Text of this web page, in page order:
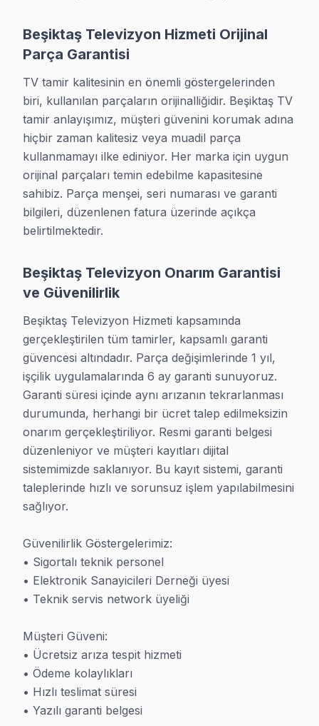
• Güven: 25+ sertifikalı teknisyen kişilik ekip, tümü
• Garanti: 6 ay işçilik garantisi işçilik, 1-2 yıl parça
Sizi bilgilendirelim. 0850 811 14 36
Tamir Güvencemiz
Beşiktaş TV TV Servis Garanti Belgesi - 1 Yıl Parça Güvencesi
Fabrika Servis olarak televizyon ünitesi panel çözüm
Tamir ettiğimiz cihaz aynı sorunla 6 ay içinde tekrar
Her işin sonunda aldığınız belge, tarih, sorun
Nasıl Çalışıyoruz?
Fabrika Servis ile Beşiktaş LED TV tamiri 5 adımda
1. İlk temas: 0850 811 14 36 numarasını arayın,
2. Yerinde muayene: Teknisyen görüntüleme
3. Şeffaf teklif: Parça maliyeti, işçilik ayrı ayrı
4. teknik müdahale öncesi fotoğraf çekerek tamir:
5. Yazılı garanti teslimi: 6 ay işçilik garantisi işçilik, 1-
» Aynı gün hizmet için sabah 10'a kadar arayın.
Hangi TV Markalarına Bakıyoruz?
Beşiktaş'da şu markaların televizyon tamirini
Dünya markaları: Samsung, LG, Sony, Philips,
Yerli markalar: Vestel, Arçelik, Beko, SEG, Regal,
Yılların deneyimiyle biliyoruz ki, OLED, QLED,
Televizyon Hizmeti İletişim
0850 811 14 36
• Aynı gün teknik hizmet
• İlçenin tüm mahallelere yerinde servis
• Garantili ve kalıcı çözüm
Beşiktaş Televizyon Hizmeti Orijinal
Parça Garantisi
TV tamir kalitesinin en önemli göstergelerinden
biri, kullanılan parçaların orijinalliğidir. Beşiktaş TV
tamir anlayışımız, müşteri güvenini korumak adına
hiçbir zaman kalitesiz veya muadil parça
kullanmamayı ilke ediniyor. Her marka için uygun
orijinal parçaları temin edebilme kapasitesine
sahibiz. Parça menşei, seri numarası ve garanti
bilgileri, düzenlenen fatura üzerinde açıkça
belirtilmektedir.
Beşiktaş Televizyon Onarım Garantisi
ve Güvenilirlik
Beşiktaş Televizyon Hizmeti kapsamında
gerçekleştirilen tüm tamirler, kapsamlı garanti
güvencesi altındadır. Parça değişimlerinde 1 yıl,
işçilik uygulamalarında 6 ay garanti sunuyoruz.
Garanti süresi içinde aynı arızanın tekrarlanması
durumunda, herhangi bir ücret talep edilmeksizin
onarım gerçekleştiriliyor. Resmi garanti belgesi
düzenleniyor ve müşteri kayıtları dijital
sistemimizde saklanıyor. Bu kayıt sistemi, garanti
taleplerinde hızlı ve sorunsuz işlem yapılabilmesini
sağlıyor.
Güvenilirlik Göstergelerimiz:
• Sigortalı teknik personel
• Elektronik Sanayicileri Derneği üyesi
• Teknik servis network üyeliği
Müşteri Güveni:
• Ücretsiz arıza tespit hizmeti
• Ödeme kolaylıkları
• Hızlı teslimat süresi
• Yazılı garanti belgesi